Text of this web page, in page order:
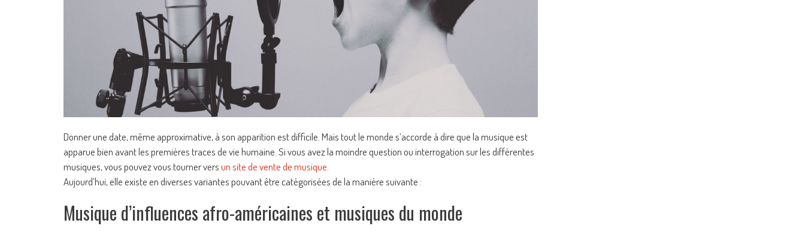
Donner une date, même approximative, à son apparition est difficile. Mais tout le monde s’accorde à dire que la musique est
apparue bien avant les premières traces de vie humaine. Si vous avez la moindre question ou interrogation sur les différentes
musiques, vous pouvez vous tourner versun site de vente de musique.
Aujourd’hui, elle existe en diverses variantes pouvant être catégorisées de la manière suivante :
Musique d’influences afro-américaines et musiques du monde